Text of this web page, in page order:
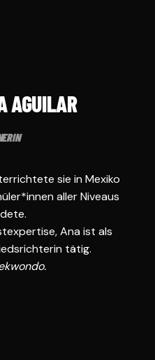
AGUILAR
sie in Mexiko
aller Niveaus
Ana ist als
tätig.